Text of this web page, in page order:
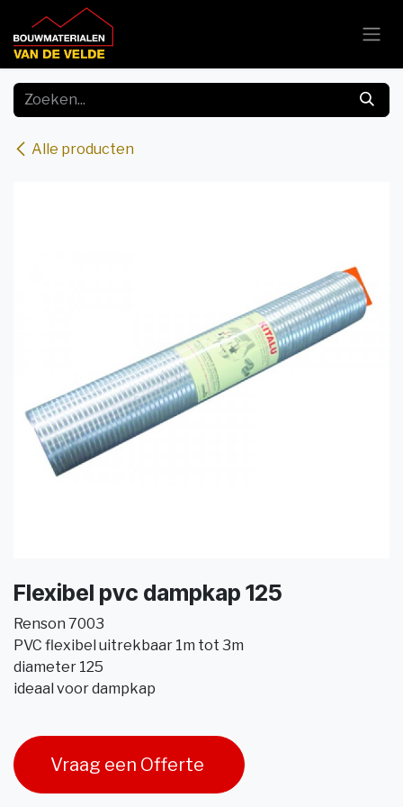
Overslaan naar inhoud
Alle producten
Flexibel pvc dampkap 125
Renson 7003
PVC flexibel uitrekbaar 1m tot 3m
diameter 125
ideaal voor dampkap
Vraag een Offerte